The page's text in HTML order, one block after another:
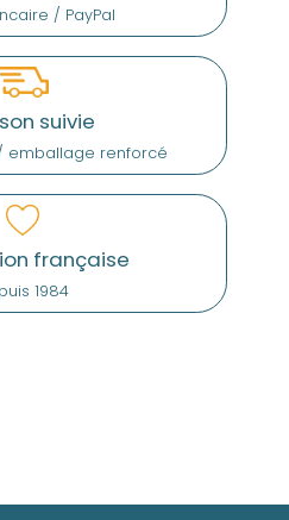
/ PayPal
suivie
emballage renforcé
française
1984